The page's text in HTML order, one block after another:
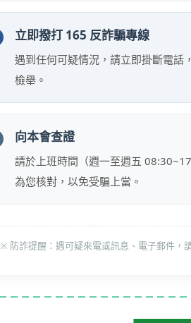
立即撥打 165 反詐騙專線
遇到任何可疑情況，請立即掛斷電話
檢舉。
向本會查證
請於上班時間（週一至週五
為您核對，以免受騙上當。
※ 防詐提醒：遇可疑來電或訊息、電子郵件，